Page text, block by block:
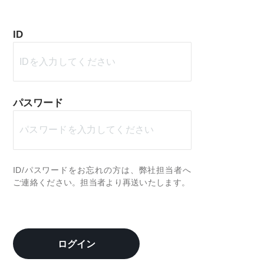
ID
パスワード
ID/パスワードをお忘れの方は、弊社担当者へ
ご連絡ください。担当者より再送いたします。